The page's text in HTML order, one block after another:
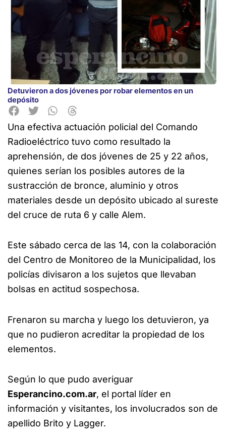
Detuvieron a dos jóvenes por robar elementos en un
depósito
Una efectiva actuación policial del Comando
Radioeléctrico tuvo como resultado la
aprehensión, de dos jóvenes de 25 y 22 años,
quienes serían los posibles autores de la
sustracción de bronce, aluminio y otros
materiales desde un depósito ubicado al sureste
del cruce de ruta 6 y calle Alem.
Este sábado cerca de las 14, con la colaboración
del Centro de Monitoreo de la Municipalidad, los
policías divisaron a los sujetos que llevaban
bolsas en actitud sospechosa.
Frenaron su marcha y luego los detuvieron, ya
que no pudieron acreditar la propiedad de los
elementos.
Según lo que pudo averiguar
Esperancino.com.ar, el portal líder en
información y visitantes, los involucrados son de
apellido Brito y Lagger.